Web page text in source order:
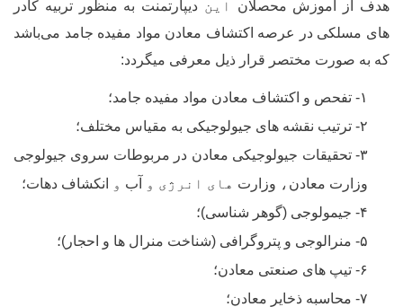
از آموزش محصلانایندیپارتمنت به منظور تربیه کادر
مسلکی در عرصه اکتشاف معادن مواد مفیده جامد میباشد
به صورت مختصر قرار ذیل معرفی میگردد:
۳- تحقیقات جیولوجیکی معادن در مربوطات سروی جیولوجی
وزارت معادن،وزارت های انرژی وآب وانکشاف دهات؛